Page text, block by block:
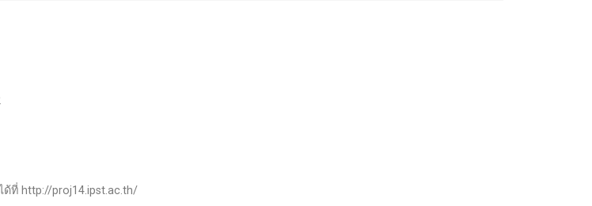
ที่ http://proj14.ipst.ac.th/